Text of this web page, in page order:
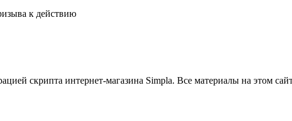
к действию
скрипта интернет-магазина Simpla. Все материалы на этом